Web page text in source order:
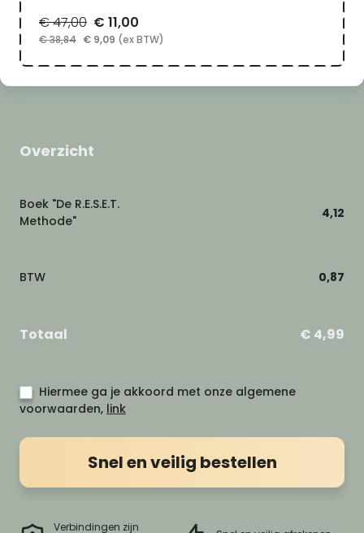
€ 47,00 € 11,00
€ 38,84 € 9,09 (ex BTW)
Overzicht
Boek "De R.E.S.E.T.
Methode"
4,12
BTW 0,87
Totaal € 4,99
Hiermee ga je akkoord met onze algemene
voorwaarden, link
Snel en veilig bestellen
Verbindingen zijn